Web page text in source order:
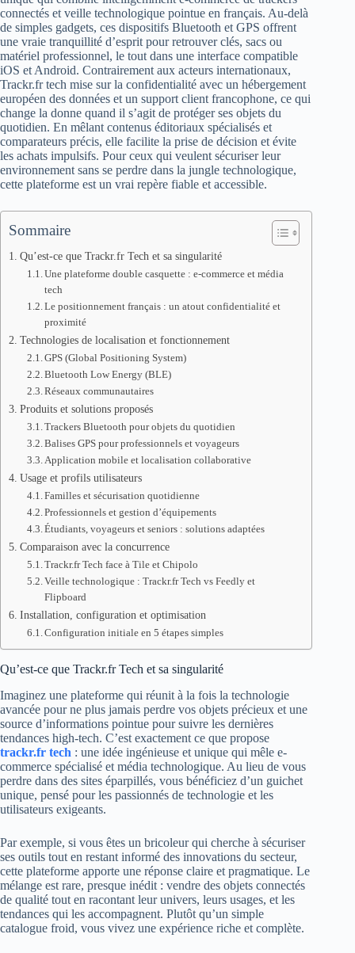
connectés et veille technologique pointue en français. Au-delà
de simples gadgets, ces dispositifs Bluetooth et GPS offrent
une vraie tranquillité d’esprit pour retrouver clés, sacs ou
matériel professionnel, le tout dans une interface compatible
iOS et Android. Contrairement aux acteurs internationaux,
Trackr.fr tech mise sur la confidentialité avec un hébergement
européen des données et un support client francophone, ce qui
change la donne quand il s’agit de protéger ses objets du
quotidien. En mêlant contenus éditoriaux spécialisés et
comparateurs précis, elle facilite la prise de décision et évite
les achats impulsifs. Pour ceux qui veulent sécuriser leur
environnement sans se perdre dans la jungle technologique,
cette plateforme est un vrai repère fiable et accessible.
Sommaire
Qu’est-ce que Trackr.fr Tech et sa singularité
Une plateforme double casquette : e-commerce et média
tech
Le positionnement français : un atout confidentialité et
proximité
Technologies de localisation et fonctionnement
GPS (Global Positioning System)
Bluetooth Low Energy (BLE)
Réseaux communautaires
Produits et solutions proposés
Trackers Bluetooth pour objets du quotidien
Balises GPS pour professionnels et voyageurs
Application mobile et localisation collaborative
Usage et profils utilisateurs
Familles et sécurisation quotidienne
Professionnels et gestion d’équipements
Étudiants, voyageurs et seniors : solutions adaptées
Comparaison avec la concurrence
Trackr.fr Tech face à Tile et Chipolo
Veille technologique : Trackr.fr Tech vs Feedly et
Flipboard
Installation, configuration et optimisation
Configuration initiale en 5 étapes simples
Qu’est-ce que Trackr.fr Tech et sa singularité
Imaginez une plateforme qui réunit à la fois la technologie
avancée pour ne plus jamais perdre vos objets précieux et une
source d’informations pointue pour suivre les dernières
tendances high-tech. C’est exactement ce que propose
trackr.fr tech : une idée ingénieuse et unique qui mêle e-
commerce spécialisé et média technologique. Au lieu de vous
perdre dans des sites éparpillés, vous bénéficiez d’un guichet
unique, pensé pour les passionnés de technologie et les
utilisateurs exigeants.
Par exemple, si vous êtes un bricoleur qui cherche à sécuriser
ses outils tout en restant informé des innovations du secteur,
cette plateforme apporte une réponse claire et pragmatique. Le
mélange est rare, presque inédit : vendre des objets connectés
de qualité tout en racontant leur univers, leurs usages, et les
tendances qui les accompagnent. Plutôt qu’un simple
catalogue froid, vous vivez une expérience riche et complète.